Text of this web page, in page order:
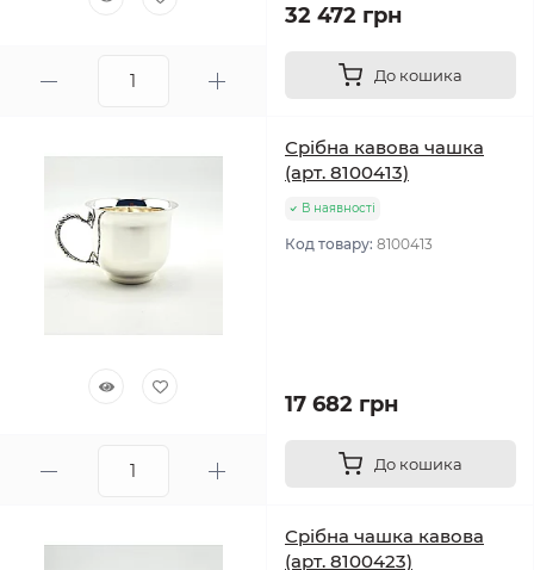
32 472 грн
До кошика
Срібна кавова чашка
(арт. 8100413)
В наявності
Код товару: 8100413
17 682 грн
До кошика
Срібна чашка кавова
(арт. 8100423)